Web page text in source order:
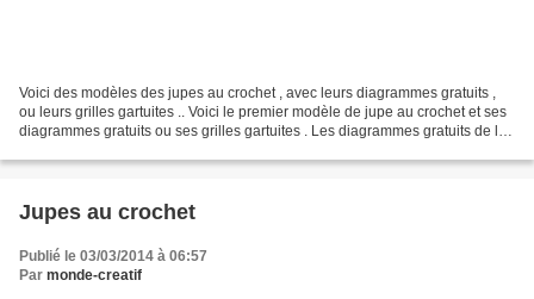
Voici des modèles des jupes au crochet , avec leurs diagrammes gratuits ,
ou leurs grilles gartuites .. Voici le premier modèle de jupe au crochet et ses
diagrammes gratuits ou ses grilles gartuites . Les diagrammes gratuits de la
Jupes au crochet
Publié le 03/03/2014 à 06:57
Par monde-creatif